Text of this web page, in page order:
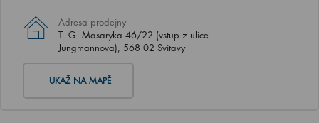
Adresa prodejny
T. G. Masaryka 46/22 (vstup z ulice
Jungmannova), 568 02 Svitavy
UKAŽ NA MAPĚ